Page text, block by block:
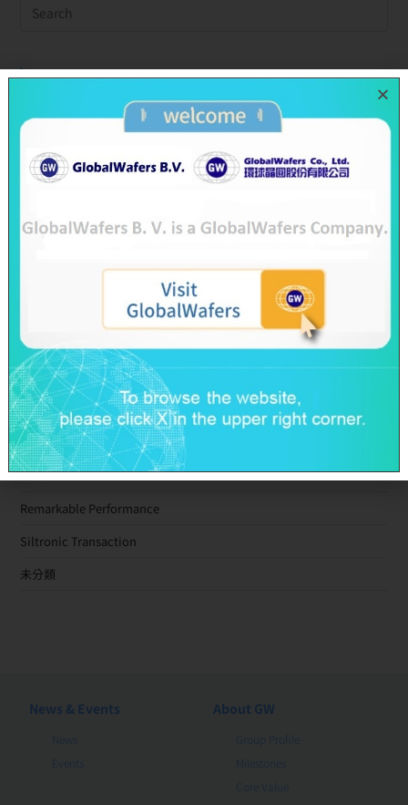
Recent Posts
SAS & GWC June 2026 Revenue Report
GlobalWafers’ GHG Reduction Targets Validated by SBTi
Decarbonization Pathway Aligned with the 1.5°C Target
GlobalWafers Reports Q1 2026 Results
Taiwan Ratings: GlobalWafers Co., Ltd. ‘twAA-/twA-1+’ Ratings
Affirmed; Outlook Stable
Categories
Activity
Events
News
Remarkable Performance
Siltronic Transaction
未分類
News & Events
News
About GW
Group Profile
Milestones
Core Value